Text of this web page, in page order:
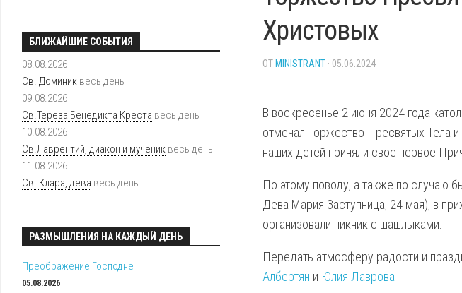
РАСПИСАНИЕ
БОГОСЛУЖЕНИЙ
ПОДГОТОВКА
ПРИХОДСКИЕ
ГРУППЫ
ПОКРОВИТЕЛЬНИЦА
ПРИХОДА
УПРАЖНЕНИЯ
ЕПАРХИЯ
СТАТЬИ
Христовых
ОТ MINISTRANT · 05.06.2024
В воскресенье 2 июня 2024 года
отмечал Торжество Пресвятых Тела
наших детей приняли свое первое
По этому поводу, а также по случаю
Дева Мария Заступница, 24 мая), в
организовали пикник с шашлыками.
Передать атмосферу радости и
Албертян и Юлия Лаврова
БЛИЖАЙШИЕ СОБЫТИЯ
08.08.2026
Св. Доминик весь день
09.08.2026
Св.Тереза Бенедикта Креста весь день
10.08.2026
Св.Лаврентий, диакон и мученик весь день
11.08.2026
Св. Клара, дева весь день
РАЗМЫШЛЕНИЯ НА КАЖДЫЙ ДЕНЬ
Преображение Господне
05.08.2026